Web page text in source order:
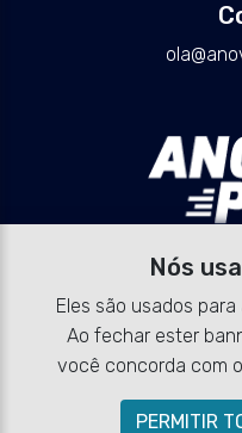
Nós
Eles são usados
Ao fechar ester
você concorda com
PERMITIR